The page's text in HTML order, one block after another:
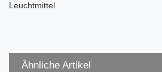
Leuchtmittel
Ähnliche Artikel